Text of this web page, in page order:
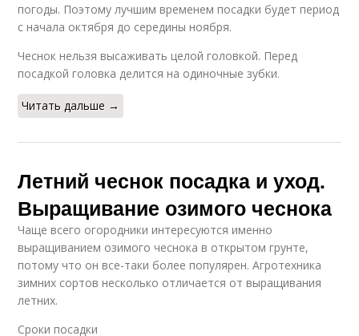
погоды. Поэтому лучшим временем посадки будет период
с начала октября до середины ноября.
Чеснок нельзя высаживать целой головкой. Перед
посадкой головка делится на одиночные зубки.
Читать дальше →
Летний чеснок посадка и уход.
Выращивание озимого чеснока
Чаще всего огородники интересуются именно
выращиванием озимого чеснока в открытом грунте,
потому что он все-таки более популярен. Агротехника
зимних сортов несколько отличается от выращивания
летних.
Сроки посадки